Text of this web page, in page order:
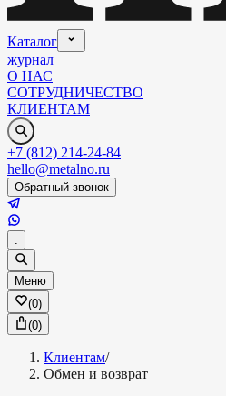
Каталог
журнал
О НАС
СОТРУДНИЧЕСТВО
КЛИЕНТАМ
+7 (812) 214-24-84
hello@metalno.ru
Обратный звонок
.
Меню
(0)
(0)
Клиентам/
Обмен и возврат